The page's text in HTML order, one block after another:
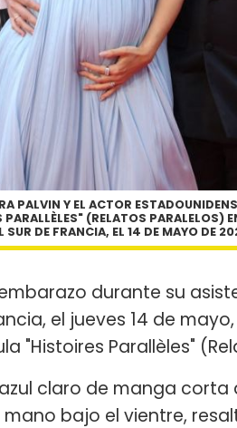
PALVIN Y EL ACTOR
(RELATOS PARALELOS)
SUR DE FRANCIA, EL 14 DE MAYO DE
durante su
el jueves 14 de
"Histoires Parallèles"
claro de manga
bajo el vientre,